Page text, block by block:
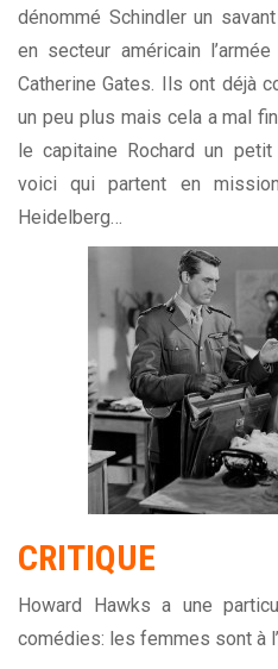
dénommé Schindler un
en secteur américain
Catherine Gates. Ils ont déjà
un peu plus mais cela a mal
le capitaine Rochard un
voici qui partent en
Heidelberg…
CRITIQUE
Howard Hawks a une
comédies: les femmes sont à